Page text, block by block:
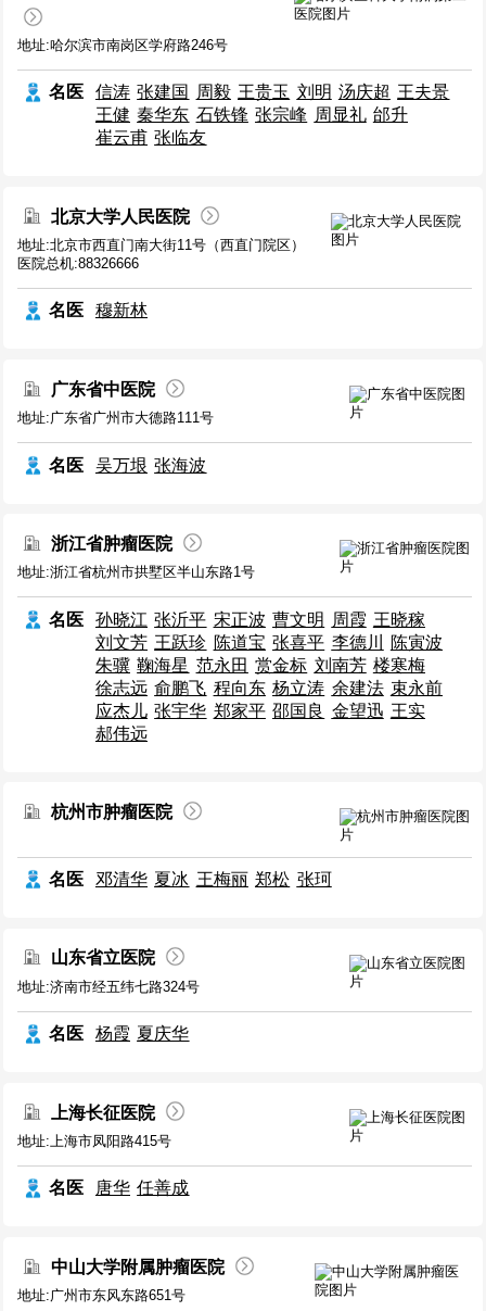
地址:哈尔滨市南岗区学府路246号
名医 信涛 张建国 周毅 王贵玉 刘明 汤庆超 王夫景
王健 秦华东 石铁锋 张宗峰 周显礼 邰升
崔云甫 张临友
北京大学人民医院
地址:北京市西直门南大街11号（西直门院区）
医院总机:88326666
名医 穆新林
广东省中医院
地址:广东省广州市大德路111号
名医 吴万垠 张海波
浙江省肿瘤医院
地址:浙江省杭州市拱墅区半山东路1号
名医 孙晓江 张沂平 宋正波 曹文明 周霞 王晓稼
刘文芳 王跃珍 陈道宝 张喜平 李德川
陈寅波
朱骥 鞠海星 范永田 赏金标 刘南芳 楼寒梅
徐志远 俞鹏飞 程向东 杨立涛 余建法 束永前
应杰儿 张宇华 郑家平 邵国良 金望迅 王实
郝伟远
杭州市肿瘤医院
名医 邓清华 夏冰 王梅丽 郑松 张珂
山东省立医院
地址:济南市经五纬七路324号
名医 杨霞 夏庆华
上海长征医院
地址:上海市凤阳路415号
名医 唐华 任善成
中山大学附属肿瘤医院
地址:广州市东风东路651号